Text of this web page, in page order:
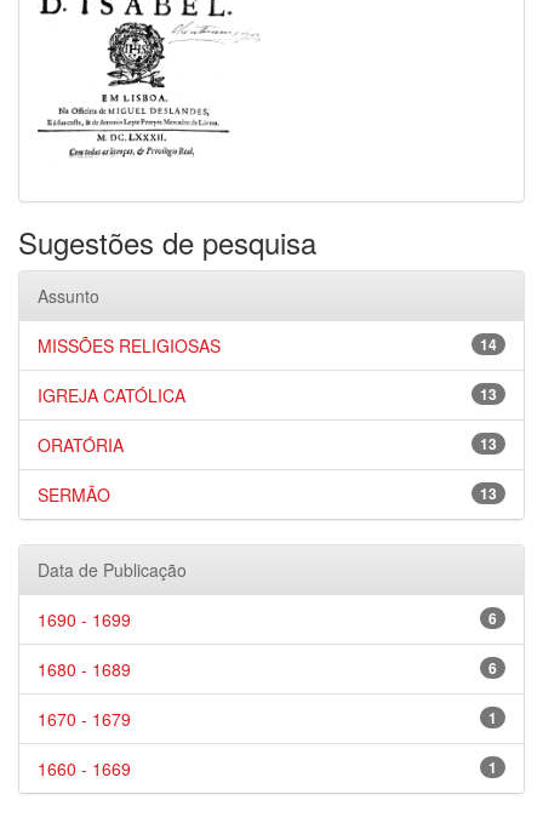
Sugestões de pesquisa
Assunto
14
MISSÕES RELIGIOSAS
13
IGREJA CATÓLICA
13
ORATÓRIA
13
SERMÃO
Data de Publicação
6
1690 - 1699
6
1680 - 1689
1
1670 - 1679
1
1660 - 1669